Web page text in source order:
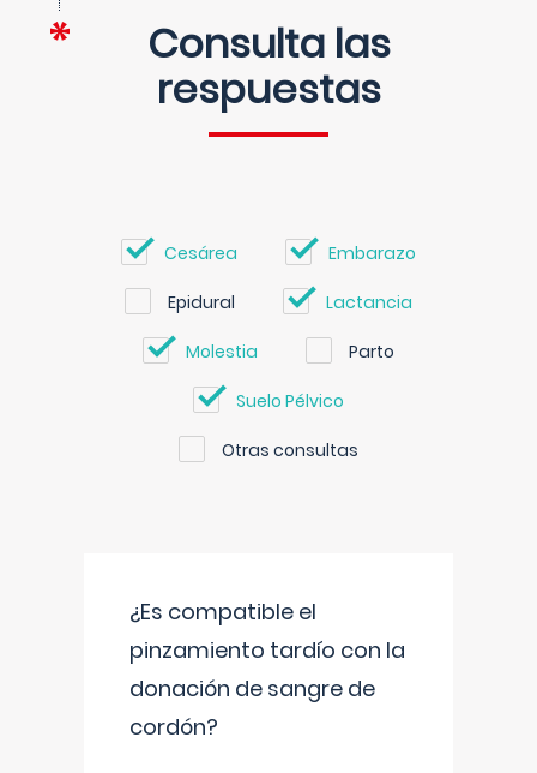
Consulta las
respuestas
Cesárea Embarazo
Epidural Lactancia
Molestia Parto
Suelo Pélvico
Otras consultas
¿Es compatible el
pinzamiento tardío con la
donación de sangre de
cordón?